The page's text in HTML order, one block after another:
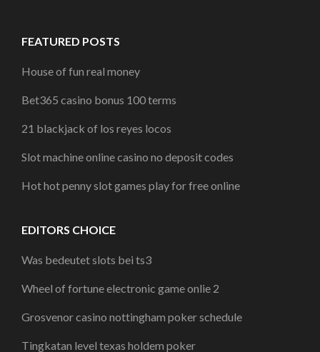
FEATURED POSTS
House of fun real money
Bet365 casino bonus 100 terms
21 blackjack of los reyes locos
Slot machine online casino no deposit codes
Hot hot penny slot games play for free online
EDITORS CHOICE
Was bedeutet slots bei ts3
Wheel of fortune electronic game onlie 2
Grosvenor casino nottingham poker schedule
Tingkatan level texas holdem poker